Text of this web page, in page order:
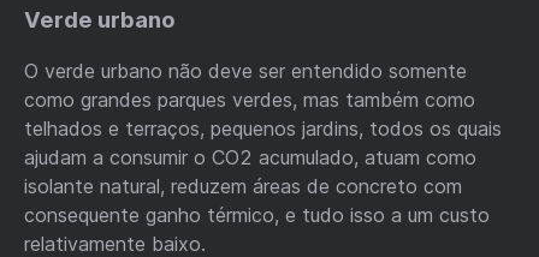
Verde urbano
O verde urbano não deve ser entendido somente
como grandes parques verdes, mas também como
telhados e terraços, pequenos jardins, todos os quais
ajudam a consumir o CO2 acumulado, atuam como
isolante natural, reduzem áreas de concreto com
consequente ganho térmico, e tudo isso a um custo
relativamente baixo.